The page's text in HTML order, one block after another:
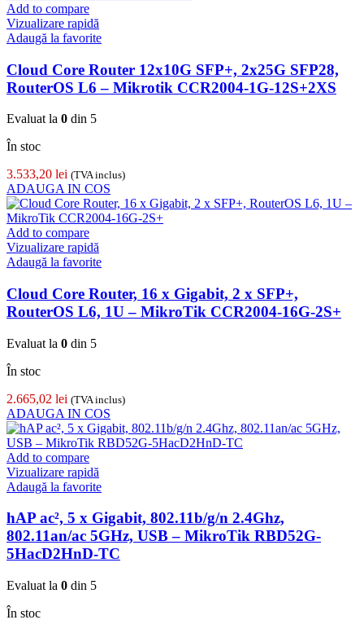
Add to compare
Vizualizare rapidă
Adaugă la favorite
Cloud Core Router 12x10G SFP+, 2x25G SFP28,
RouterOS L6 – Mikrotik CCR2004-1G-12S+2XS
Evaluat la 0 din 5
În stoc
3.533,20 lei (TVA inclus)
ADAUGA IN COS
Add to compare
Vizualizare rapidă
Adaugă la favorite
Cloud Core Router, 16 x Gigabit, 2 x SFP+,
RouterOS L6, 1U – MikroTik CCR2004-16G-2S+
Evaluat la 0 din 5
În stoc
2.665,02 lei (TVA inclus)
ADAUGA IN COS
Add to compare
Vizualizare rapidă
Adaugă la favorite
hAP ac², 5 x Gigabit, 802.11b/g/n 2.4Ghz,
802.11an/ac 5GHz, USB – MikroTik RBD52G-
5HacD2HnD-TC
Evaluat la 0 din 5
În stoc